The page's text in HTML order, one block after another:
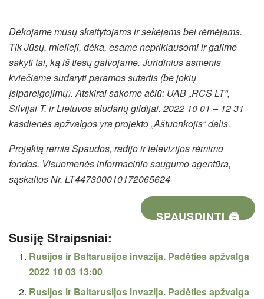
Dėkojame mūsų skaitytojams ir sekėjams bei rėmėjams.
Tik Jūsų, mielieji, dėka, esame nepriklausomi ir galime
sakyti tai, ką iš tiesų galvojame. Juridinius asmenis
kviečiame sudaryti paramos sutartis (be jokių
įsipareigojimų). Atskirai sakome ačiū: UAB „RCS LT“,
Silvijai T. ir Lietuvos aludarių gildijai. 2022 10 01 – 12 31
kasdienės apžvalgos yra projekto „Aštuonkojis“ dalis.
Projektą remia Spaudos, radijo ir televizijos rėmimo
fondas. Visuomenės informacinio saugumo agentūra,
sąskaitos Nr. LT447300010172065624
SPAUSDINTI 🖨
Susiję Straipsniai:
Rusijos ir Baltarusijos invazija. Padėties apžvalga
2022 10 03 13:00
Rusijos ir Baltarusijos invazija. Padėties apžvalga